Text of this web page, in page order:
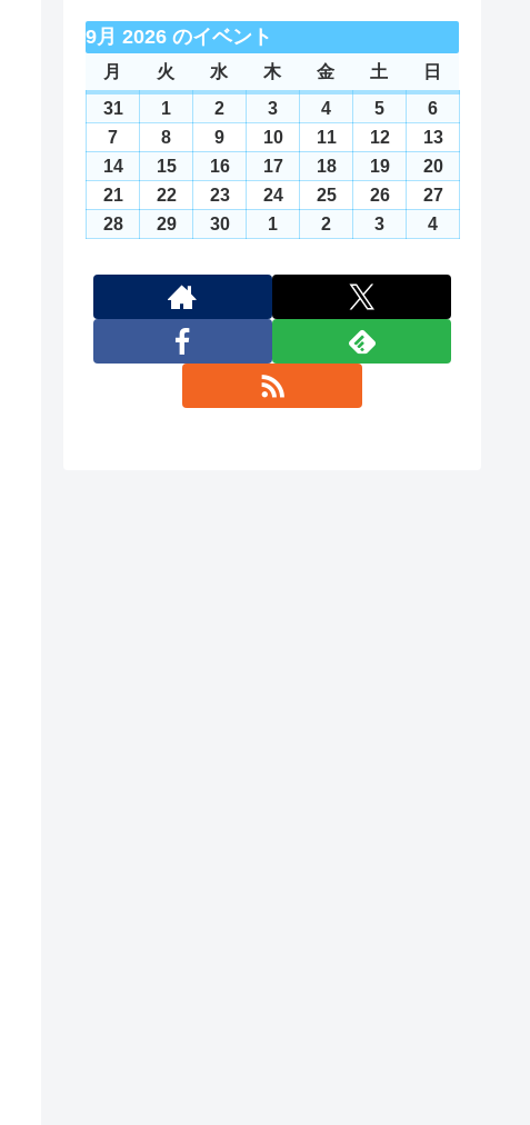
日
日
日
日
日
日
日
17
日
18
日
19
日
20
日
21
日
22
日
23
日
月
24
月
25
月
26
月
27
月
28
月
29
月
30
8
月
日
9
月
1
9
月
2
9
月
3
9
月
4
9
月
5
9
月
6
9月 2026 のイベント
月
曜
日
火
曜
日
水
曜
日
木木
曜
日
金
曜
日
土
曜
日
日
曜
日
312026
8
1
9
月
1
2
9
月
2
3
年
9
月
4
年
9
月
5
年
9
月
6
年
9
月
7
年
9
月
日
8
年
9
月
日
9
年
9
月
日
102026
年
9
日
112026
年
9
日
122026
年
9
日
132026
年
9
日
142026
9
14
152026
9
15
日
162026
年
9
16
172026
年
17
182026
年
18
日
192026
年
19
202026
年
20
212026
年
月
222026
年
月
22
日
232026
年
月
242026
月
252026
月
25
日
262026
月
272026
月
282026
9
日
292026
9
月
29
日
302026
9
日
1
10
日
2
10
日
3
10
日
4
10
日